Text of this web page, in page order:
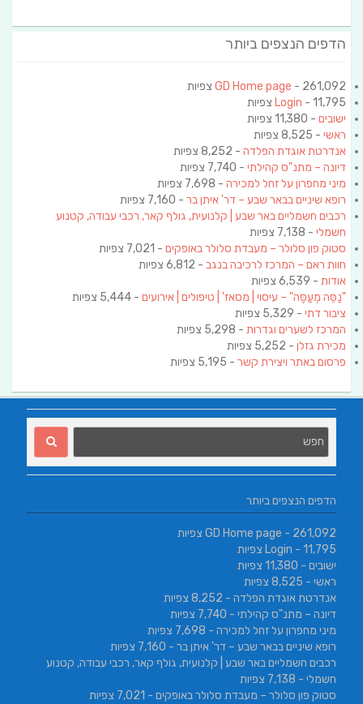
הדפים הנצפים ביותר
GD Home page - 261,092 צפיות
Login - 11,795 צפיות
ישובים - 11,380 צפיות
ראשי - 8,525 צפיות
אנדרטת אוגדת הפלדה - 8,252 צפיות
דיונה – מתנ"ס קהילתי - 7,740 צפיות
מיני מחפרון על זחל למכירה - 7,698 צפיות
רופא שיניים בבאר שבע – דר' איתן בר - 7,160 צפיות
רכבים חשמליים באר שבע | קלנועית, גולף קאר, רכבי עבודה, קטנוע
חשמלי - 7,138 צפיות
סטוק פון סלולר – מעבדת סלולר באופקים - 7,021 צפיות
חוות ראם – המרכז לרכיבה בנגב - 6,812 צפיות
אודות - 6,539 צפיות
"נַסֵּה מְעַסֶּה" – עיסוי | מסאז' | טיפולים | אירועים - 5,444 צפיות
ציבור דתי - 5,329 צפיות
המרכז לשערים וגדרות - 5,298 צפיות
מכירת גזלן - 5,252 צפיות
פרסום באתר ויצירת קשר - 5,195 צפיות
הדפים הנצפים ביותר
GD Home page - 261,092 צפיות
Login - 11,795 צפיות
ישובים - 11,380 צפיות
ראשי - 8,525 צפיות
אנדרטת אוגדת הפלדה - 8,252 צפיות
דיונה – מתנ"ס קהילתי - 7,740 צפיות
מיני מחפרון על זחל למכירה - 7,698 צפיות
רופא שיניים בבאר שבע – דר' איתן בר - 7,160 צפיות
רכבים חשמליים באר שבע | קלנועית, גולף קאר, רכבי עבודה, קטנוע
חשמלי - 7,138 צפיות
סטוק פון סלולר – מעבדת סלולר באופקים - 7,021 צפיות